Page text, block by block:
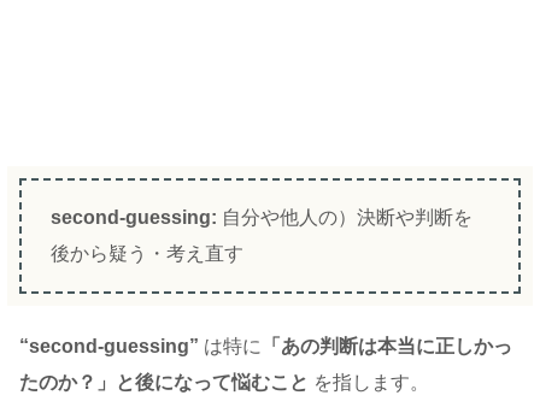
second-guessing: 自分や他人の）決断や判断を
後から疑う・考え直す
“second-guessing” は特に
「あの判断は本当に正しかっ
たのか？」と後になって悩むこと を指します。